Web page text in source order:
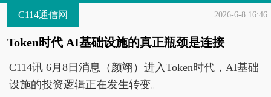
C114通信网 2026-6-8 16:46
Token时代 AI基础设施的真正瓶颈是连接
C114讯 6月8日消息（颜翊）进入Token时代，AI基础
设施的投资逻辑正在发生转变。